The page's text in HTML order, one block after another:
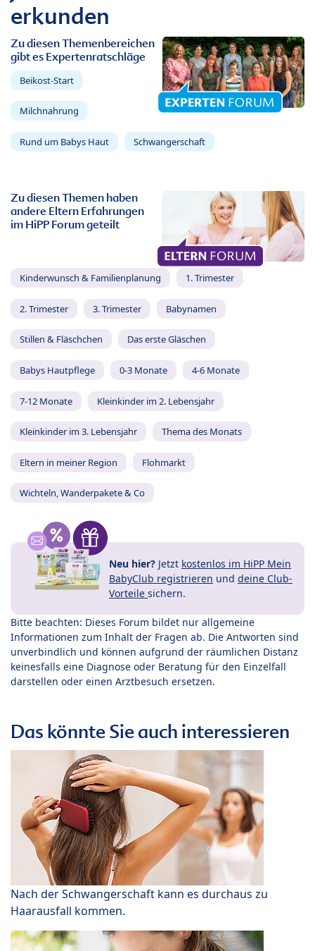
erkunden
Zu diesen Themenbereichen
gibt es Expertenratschläge
Beikost-Start
Milchnahrung
Rund um Babys Haut Schwangerschaft
Zu diesen Themen haben
andere Eltern Erfahrungen
im HiPP Forum geteilt
Kinderwunsch & Familienplanung 1. Trimester
2. Trimester 3. Trimester Babynamen
Stillen & Fläschchen Das erste Gläschen
Babys Hautpflege 0-3 Monate 4-6 Monate
7-12 Monate Kleinkinder im 2. Lebensjahr
Kleinkinder im 3. Lebensjahr Thema des Monats
Eltern in meiner Region Flohmarkt
Wichteln, Wanderpakete & Co
Neu hier? Jetzt kostenlos im HiPP Mein
BabyClub registrieren und deine Club-
Vorteile sichern.
Bitte beachten: Dieses Forum bildet nur allgemeine
Informationen zum Inhalt der Fragen ab. Die Antworten sind
unverbindlich und können aufgrund der räumlichen Distanz
keinesfalls eine Diagnose oder Beratung für den Einzelfall
darstellen oder einen Arztbesuch ersetzen.
Das könnte Sie auch interessieren
Nach der Schwangerschaft kann es durchaus zu
Haarausfall kommen.